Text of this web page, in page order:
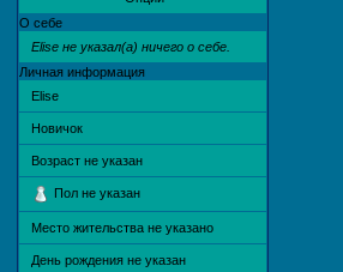
О себе
Elise не указал(а) ничего о себе.
Личная информация
Elise
Новичок
Возраст не указан
Пол не указан
Место жительства не указано
День рождения не указан